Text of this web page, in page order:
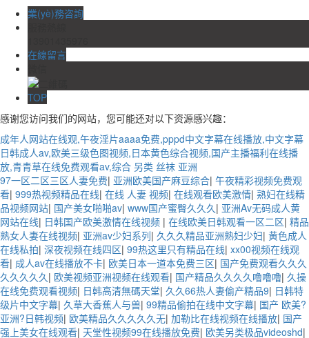
業(yè)務咨詢
在線留言
TOP
感谢您访问我们的网站，您可能还对以下资源感兴趣：
成年人网站在线观,午夜淫片aaaa免费,pppd中文字幕在线播放,中文字幕
日韩成人av,欧美三级色图视频,日本黄色综合视频,国产主播福利在线播
放,青青草在线免费观看av,综合 另类 丝袜 亚洲
97一区二区三区人妻免费| 亚洲欧美国产麻豆综合| 午夜精彩视频免费观
看| 999热视频精品在线| 在线 人妻 视频| 在线观看欧美激情| 熟妇在线精
品视频网站| 国产美女啪啪av| www国产蜜臀久久久| 亚洲Av无码成人黄
网站在线| 日韩国产欧美激情在线视频 | 在线欧美日韩观看一区二区| 精品
熟女人妻在线视频| 亚洲av少妇系列| 久久久精品亚洲熟妇少妇| 黄色成人
在线私拍| 深夜视频在线四区| 99热这里只有精品在线| xx00视频在线观
看| 成人av在线播放不卡| 欧美日本一道本免费三区| 国产免费观看久久久
久久久久久| 欧美视频亚洲视频在线观看| 国产精品久久久久噜噜噜| 久操
在线免费观看视频| 日韩高清無碼天堂| 久久66热人妻偷产精品9| 日韩特
级片中文字幕| 久草大香蕉人与兽| 99精品偷拍在线中文字幕| 国产 欧美?
亚洲?日韩视频| 欧美精品久久久久久无| 加勒比在线视频在线播放| 国产
强上美女在线观看| 天堂性视频99在线播放免费| 欧美另类极品videoshd|